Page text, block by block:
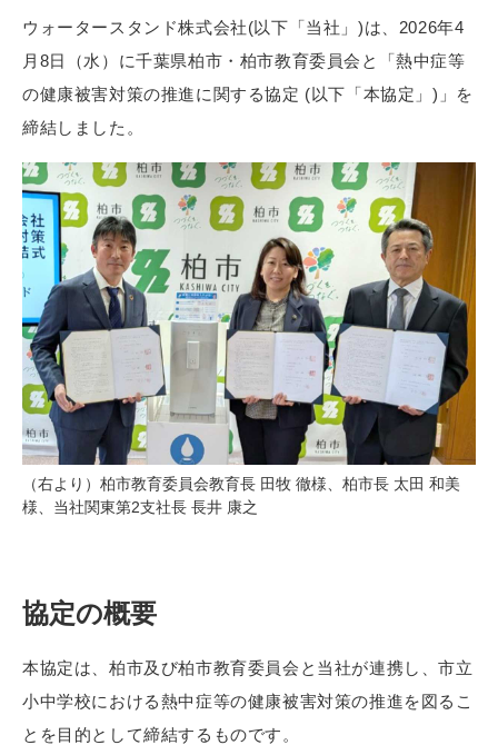
ウォータースタンド株式会社(以下「当社」)は、2026年4
月8日（水）に千葉県柏市・柏市教育委員会と「熱中症等
の健康被害対策の推進に関する協定 (以下「本協定」)」を
締結しました。
（右より）柏市教育委員会教育長 田牧 徹様、柏市長 太田 和美
様、当社関東第2支社長 長井 康之
協定の概要
本協定は、柏市及び柏市教育委員会と当社が連携し、市立
小中学校における熱中症等の健康被害対策の推進を図るこ
とを目的として締結するものです。